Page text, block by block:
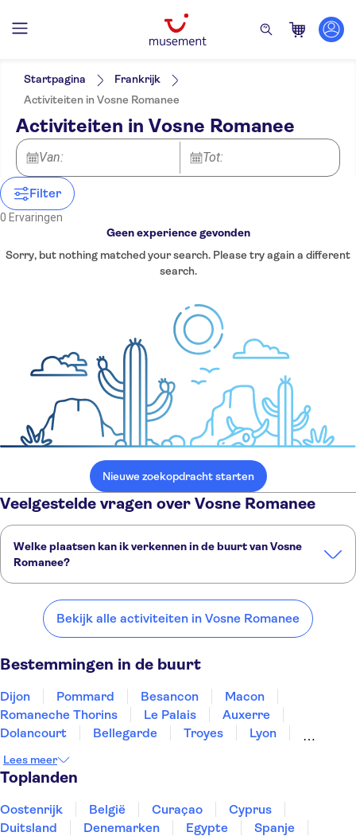
Filters
Startpagina
Frankrijk
Activiteiten in Vosne Romanee
Activiteiten in Vosne Romanee
Van: Tot:
Filter
0 Ervaringen
Geen experience gevonden
Sorry, but nothing matched your search. Please try again a different
search.
Nieuwe zoekopdracht starten
Veelgestelde vragen over Vosne Romanee
Welke plaatsen kan ik verkennen in de buurt van Vosne
Romanee?
buurt van Vosne Romanee:
Pommard
Bekijk alle activiteiten in Vosne Romanee
Bestemmingen in de buurt
Dijon Pommard Besancon
Macon
Romaneche Thorins
Le Palais
Auxerre
Dolancourt
Bellegarde Troyes
Lyon
Lees meer
Toplanden
Oostenrijk België Curaçao
Cyprus
Duitsland
Denemarken Egypte
Spanje